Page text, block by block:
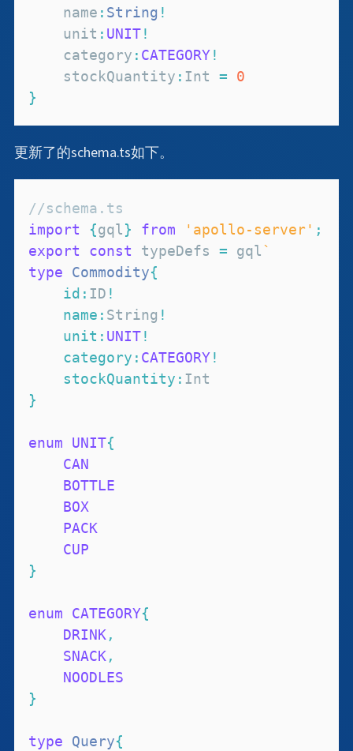
    name
: String !
    unit
: UNIT!
    category
: CATEGORY!
    stockQuantity
: Int =
0
}
更新了的schema.ts如下。
//schema.ts
import
{gql} from 'apollo-server' ;
export
const typeDefs = gql`
type
Commodity{
id : ID !
name : String !
unit : UNIT!
category : CATEGORY!
stockQuantity : Int
}
enum UNIT{
CAN
BOTTLE
BOX
PACK
CUP
}
enum CATEGORY{
DRINK,
SNACK,
NOODLES
}
type Query{